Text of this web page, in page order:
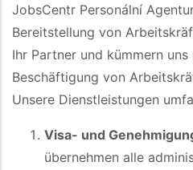
JobsCentr Personální
Bereitstellung von
Ihr Partner und kümmern
Beschäftigung von
Unsere Dienstleistungen
Visa- und
übernehmen alle